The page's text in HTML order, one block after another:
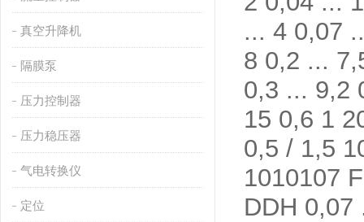
真空升降机
隔膜泵
压力控制器
压力稳压器
气电转换仪
定位
... 4 0,07
8 0,2 ...
0,3 ... 9,2
15 0,6 1
0,5 / 1,5
1010107
DDH 0,07